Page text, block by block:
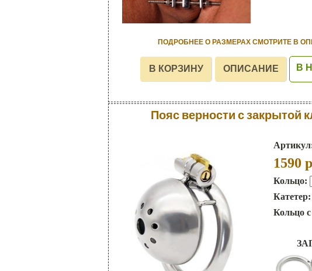
ПОДРОБНЕЕ О РАЗМЕРАХ СМОТРИТЕ В
В
Пояс верности с закрытой
1590
Кольцо:
Катетер:
Кольцо